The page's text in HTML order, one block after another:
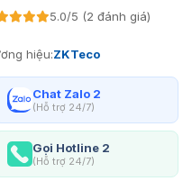
5.0/5 (2 đánh giá)
hiệu:ZKTeco
Chat Zalo 2
(Hỗ trợ 24/7)
Gọi Hotline 2
(Hỗ trợ 24/7)